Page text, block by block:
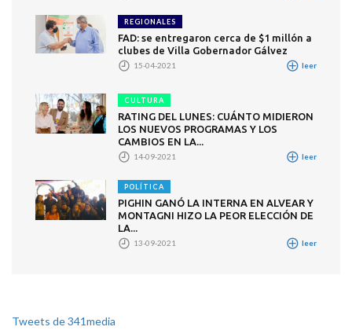
REGIONALES
FAD: se entregaron cerca de $1 millón a
clubes de Villa Gobernador Gálvez
15-04-2021 leer
CULTURA
RATING DEL LUNES: CUÁNTO MIDIERON
LOS NUEVOS PROGRAMAS Y LOS
CAMBIOS EN LA...
14-09-2021 leer
POLÍTICA
PIGHIN GANÓ LA INTERNA EN ALVEAR Y
MONTAGNI HIZO LA PEOR ELECCIÓN DE
LA...
13-09-2021 leer
Tweets de 341media